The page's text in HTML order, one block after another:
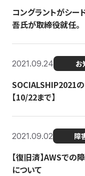
コングラントがシー
吾氏が取締役就任。
2021.09.24 お
SOCIALSHIP2021の
【10/22まで】
2021.09.02 障
【復旧済】AWSで
について